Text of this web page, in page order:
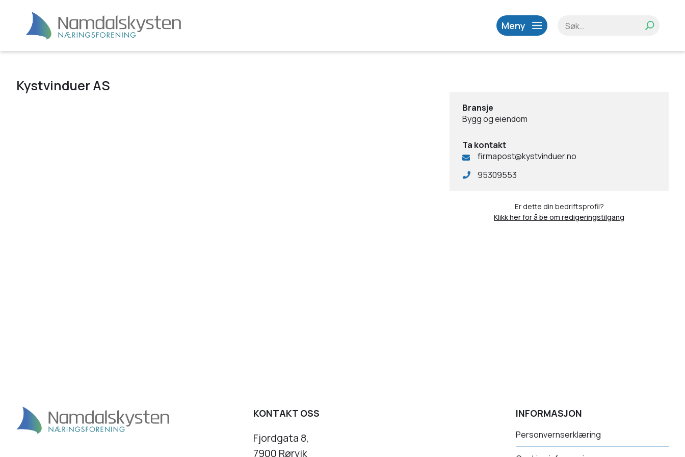
Meny
Kystvinduer AS
Bransje
Bygg og eiendom
Ta kontakt
firmapost@kystvinduer.no
95309553
Er dette din bedriftsprofil?
Klikk her for å be om redigeringstilgang
KONTAKT OSS
Fjordgata 8,
7900 Rørvik
INFORMASJON
Personvernserklæring